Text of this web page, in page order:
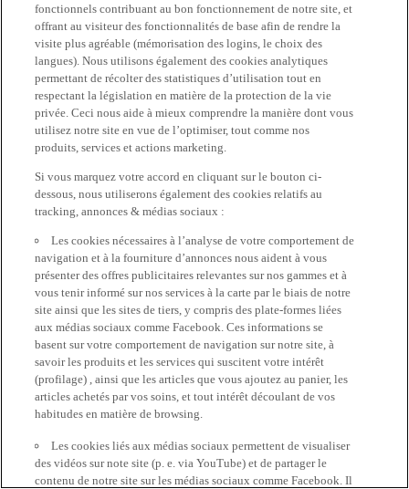
fonctionnels contribuant au bon fonctionnement de notre site, et
offrant au visiteur des fonctionnalités de base afin de rendre la
visite plus agréable (mémorisation des logins, le choix des
langues). Nous utilisons également des cookies analytiques
permettant de récolter des statistiques d’utilisation tout en
respectant la législation en matière de la protection de la vie
privée. Ceci nous aide à mieux comprendre la manière dont vous
utilisez notre site en vue de l’optimiser, tout comme nos
produits, services et actions marketing.
Si vous marquez votre accord en cliquant sur le bouton ci-
dessous, nous utiliserons également des cookies relatifs au
tracking, annonces & médias sociaux :
Les cookies nécessaires à l’analyse de votre comportement de
navigation et à la fourniture d’annonces nous aident à vous
présenter des offres publicitaires relevantes sur nos gammes et à
vous tenir informé sur nos services à la carte par le biais de notre
site ainsi que les sites de tiers, y compris des plate-formes liées
aux médias sociaux comme Facebook. Ces informations se
basent sur votre comportement de navigation sur notre site, à
savoir les produits et les services qui suscitent votre intérêt
(profilage) , ainsi que les articles que vous ajoutez au panier, les
articles achetés par vos soins, et tout intérêt découlant de vos
habitudes en matière de browsing.
Les cookies liés aux médias sociaux permettent de visualiser
des vidéos sur note site (p. e. via YouTube) et de partager le
contenu de notre site sur les médias sociaux comme Facebook. Il